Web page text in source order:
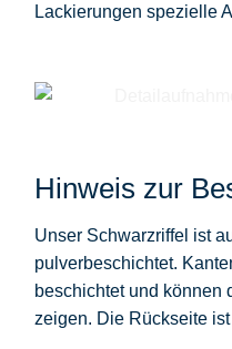
Lackierungen spezielle
Hinweis zur
Unser Schwarzriffel ist
pulverbeschichtet.
beschichtet und können
zeigen. Die Rückseite